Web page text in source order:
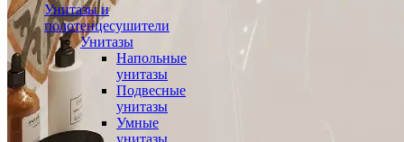
Унитазы и
полотенцесушители
Унитазы
Напольные
унитазы
Подвесные
унитазы
Умные
унитазы